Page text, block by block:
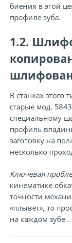
биения в этой
профиле зуба.
1.2.
В станках этого
старые мод.
специальному
профиль
заготовку на
несколько
Ключевая
кинематике
точности
«плывёт», то
на каждом зубе .